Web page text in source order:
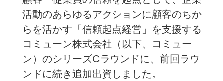
活動のあらゆるアクションに顧客のちか
らを活かす「信頼起点経営」を支援する
コミューン株式会社 （以下、コミュー
ン）のシリーズCラウンドに、前回ラウ
ンドに続き追加出資しました。